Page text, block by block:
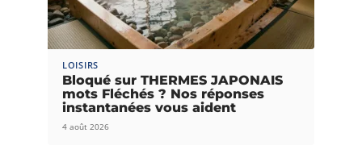
LOISIRS
Bloqué sur THERMES JAPONAIS
mots Fléchés ? Nos réponses
instantanées vous aident
4 août 2026